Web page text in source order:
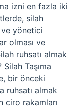
izni en fazla iki
silah
ve yönetici
olması ve
ruhsatı almak
Taşıma
bir önceki
ruhsatı almak
ciro rakamları